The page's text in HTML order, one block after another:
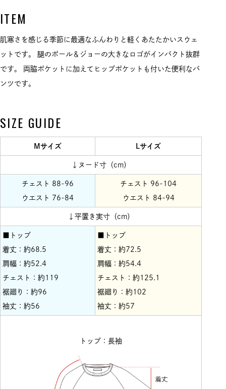
ITEM
肌寒さを感じる季節に最適なふんわりと軽くあたたかいスウェ
ットです。 腿のポール＆ジョーの大きなロゴがインパクト抜群
です。 両脇ポケットに加えてヒップポケットも付いた便利なパ
ンツです。
SIZE GUIDE
Mサイズ Lサイズ
↓ヌード寸（cm）
チェスト 88-96
ウエスト 76-84
チェスト 96-104
ウエスト 84-94
↓平置き実寸（cm）
■トップ
着丈：約68.5
肩幅：約52.4
チェスト：約119
裾廻り：約96
袖丈：約56
■トップ
着丈：約72.5
肩幅：約54.4
チェスト：約125.1
裾廻り：約102
袖丈：約57
トップ：長袖